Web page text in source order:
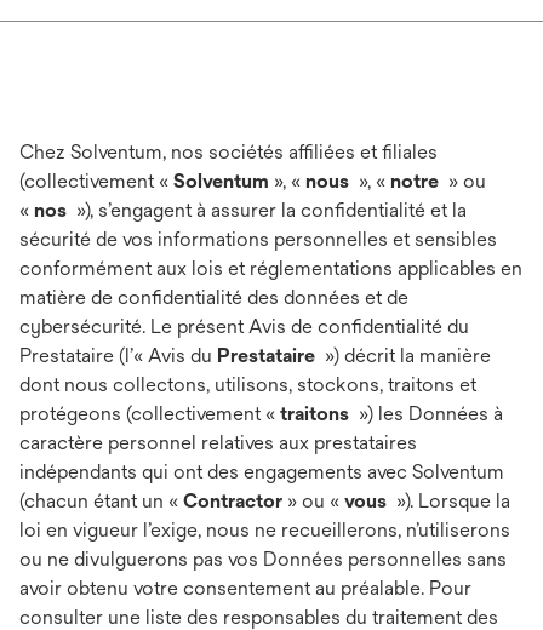
Chez Solventum, nos sociétés affiliées et filiales
(collectivement « Solventum », « nous », « notre » ou
« nos »), s’engagent à assurer la confidentialité et la
sécurité de vos informations personnelles et sensibles
conformément aux lois et réglementations applicables en
matière de confidentialité des données et de
cybersécurité. Le présent Avis de confidentialité du
Prestataire (l’« Avis du Prestataire ») décrit la manière
dont nous collectons, utilisons, stockons, traitons et
protégeons (collectivement « traitons ») les Données à
caractère personnel relatives aux prestataires
indépendants qui ont des engagements avec Solventum
(chacun étant un « Contractor » ou « vous »). Lorsque la
loi en vigueur l’exige, nous ne recueillerons, n’utiliserons
ou ne divulguerons pas vos Données personnelles sans
avoir obtenu votre consentement au préalable. Pour
consulter une liste des responsables du traitement des